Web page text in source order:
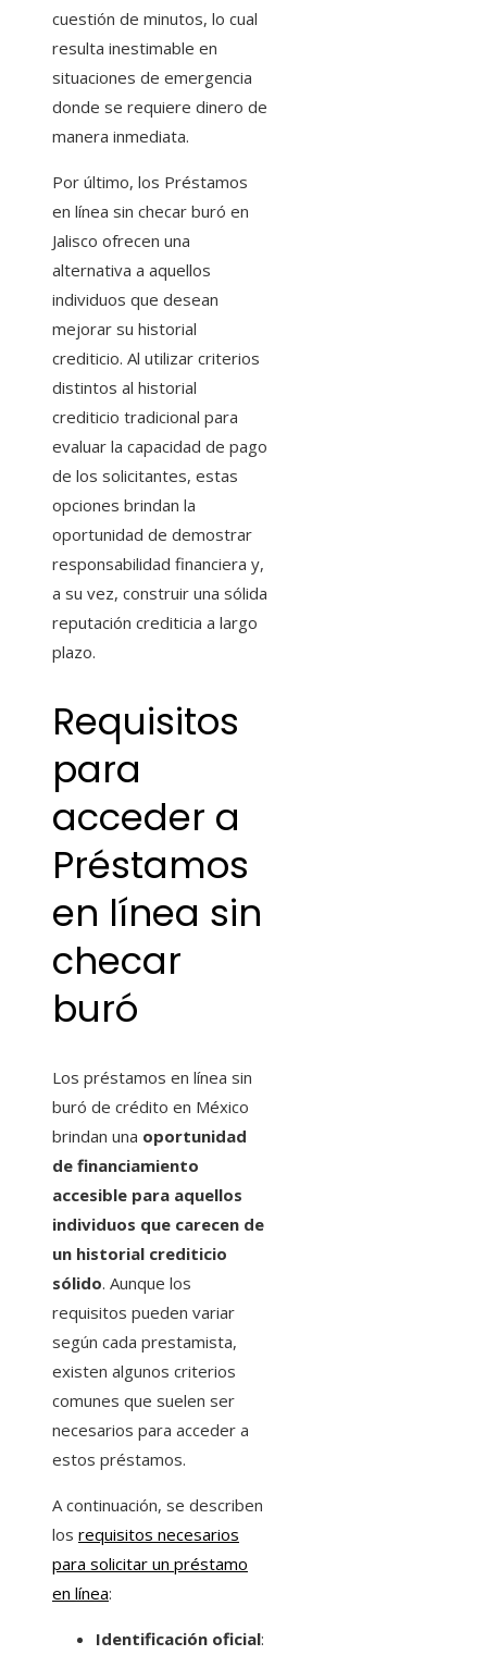
cuestión de minutos, lo cual
resulta inestimable en
situaciones de emergencia
donde se requiere dinero de
manera inmediata.
Por último, los Préstamos
en línea sin checar buró en
Jalisco ofrecen una
alternativa a aquellos
individuos que desean
mejorar su historial
crediticio. Al utilizar criterios
distintos al historial
crediticio tradicional para
evaluar la capacidad de pago
de los solicitantes, estas
opciones brindan la
oportunidad de demostrar
responsabilidad financiera y,
a su vez, construir una sólida
reputación crediticia a largo
plazo.
Requisitos
para
acceder a
Préstamos
en línea sin
checar
buró
Los préstamos en línea sin
buró de crédito en México
brindan una oportunidad
de financiamiento
accesible para aquellos
individuos que carecen de
un historial crediticio
sólido. Aunque los
requisitos pueden variar
según cada prestamista,
existen algunos criterios
comunes que suelen ser
necesarios para acceder a
estos préstamos.
A continuación, se describen
los requisitos necesarios
para solicitar un préstamo
en línea:
Identificación oficial: